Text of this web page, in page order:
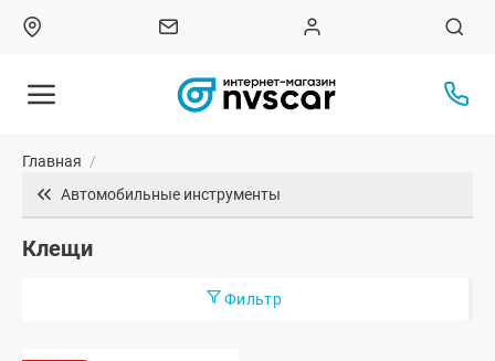
Главная /
Автомобильные инструменты
Клещи
Фильтр